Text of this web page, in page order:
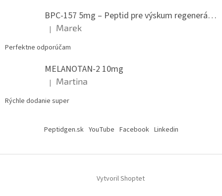
BPC-157 5mg – Peptid pre výskum regenerácie.
Hodnotenie produktu je 5 z 5 hviezdičiek.
| Marek
Perfektne odporúčam
MELANOTAN-2 10mg
Hodnotenie produktu je 5 z 5 hviezdičiek.
| Martina
Rýchle dodanie super
Peptidgen.sk YouTube Facebook Linkedin
Vytvoril Shoptet